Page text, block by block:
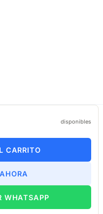
disponibles
CARRITO
WHATSAPP